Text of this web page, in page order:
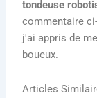
tondeuse
commentaire
j'ai appris de
boueux.
Articles